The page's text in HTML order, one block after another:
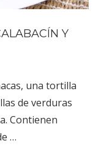
Y
una tortilla
de verduras
Contienen
…